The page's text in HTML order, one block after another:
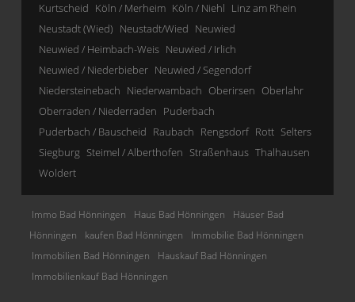
Kurtscheid Köln / Merheim Köln / Niehl Linz am Rhein
Neustadt (Wied) Neustadt/Wied Neuwied
Neuwied / Heimbach-Weis Neuwied / Irlich
Neuwied / Niederbieber Neuwied / Segendorf
Niedersteinebach Niederwambach Oberirsen Oberlahr
Oberraden / Niederraden Puderbach
Puderbach / Bauscheid Raubach Rengsdorf Rott Selters
Siegburg Steimel / Alberthofen Straßenhaus Thalhausen
Woldert
Immo Bad Hönningen Haus Bad Hönningen
Häuser Bad
Hönningen
kaufen Bad Hönningen
Immobilie Bad Hönningen
Immobilien Bad Hönningen
Hauskauf Bad Hönningen
Immobilienkauf Bad Hönningen